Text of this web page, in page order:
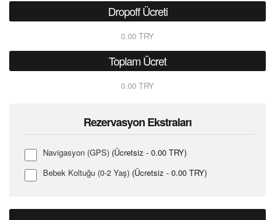
Dropoff Ücreti
0.00 TRY
Toplam Ücret
0.00 TRY
Rezervasyon Ekstraları
Navigasyon (GPS) (Ücretsiz - 0.00 TRY)
Bebek Koltuğu (0-2 Yaş) (Ücretsiz - 0.00 TRY)